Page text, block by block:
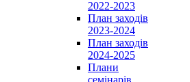
2022-2023
План заходів
2023-2024
План заходів
2024-2025
Плани
семінарів